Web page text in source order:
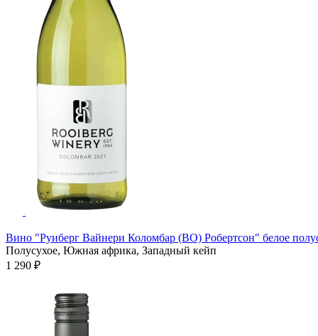
Вино "Руиберг Вайнери Коломбар (ВО) Робертсон" белое
Полусухое, Южная африка, Западный кейп
1 290 ₽